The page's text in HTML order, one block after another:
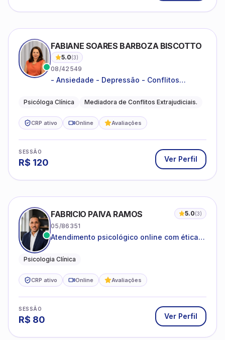
FABIANE SOARES BARBOZA BISCOTTO
5.0(3)
08/42549
- Ansiedade - Depressão - Conflitos
relacionamentos - Autoestima -
Psicóloga Clínica Mediadora de Conflitos Extrajudiciais.
CRP ativo Online Avaliações
SESSÃO
R$ 120 Ver Perfil
FABRICIO PAIVA RAMOS 5.0(3)
05/86351
Atendimento psicológico online com ética,
Psicologia Clínica
CRP ativo Online Avaliações
SESSÃO
R$ 80 Ver Perfil